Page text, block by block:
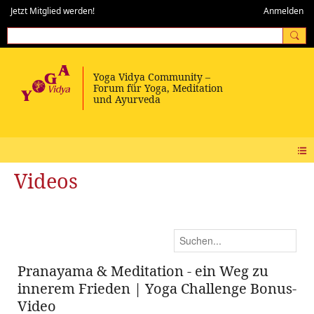
Jetzt Mitglied werden! Anmelden
Videos
Pranayama & Meditation - ein Weg zu
innerem Frieden | Yoga Challenge Bonus-
Video